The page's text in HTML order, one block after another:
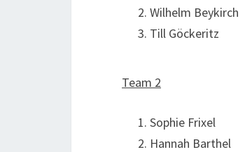
Wilhelm Beykirch
Till Göckeritz
Team 2
Sophie Frixel
Hannah Barthel